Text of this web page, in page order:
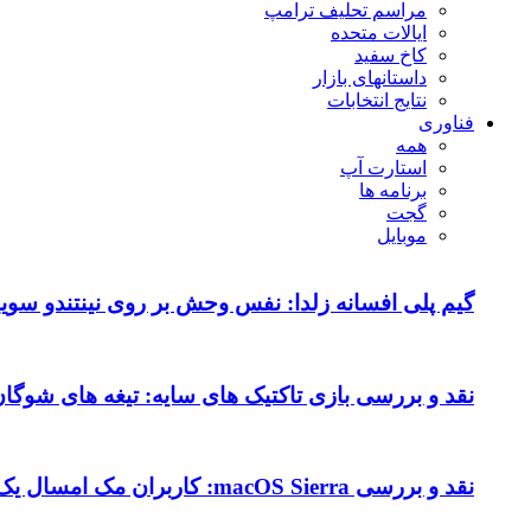
مراسم تحلیف ترامپ
ایالات متحده
کاخ سفید
داستانهای بازار
نتایج انتخابات
فناوری
همه
استارت آپ
برنامه ها
گجت
موبایل
گیم پلی افسانه زلدا: نفس وحش بر روی نینتندو
نقد و بررسی بازی تاکتیک های سایه: تیغه های
نقد و بررسی macOS Sierra: کاربران مک امسال یک به روزرسانی متوسط را دریافت می کنند